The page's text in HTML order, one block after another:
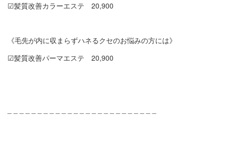
☑︎髪質改善カラーエステ 20,900
《毛先が内に収まらずハネるクセのお悩みの方には》
☑︎髪質改善パーマエステ 20,900